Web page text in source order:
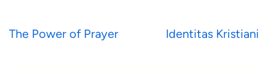
Navigasi
The Power of Prayer Identitas Kristiani